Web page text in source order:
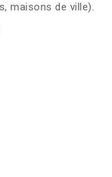
maisons de ville).